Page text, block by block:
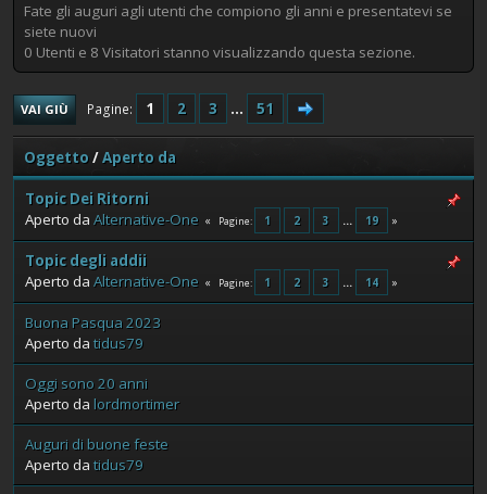
Fate gli auguri agli utenti che compiono gli anni e presentatevi se
siete nuovi
0 Utenti e 8 Visitatori stanno visualizzando questa sezione.
VAI GIÙ Pagine 1 2 3 ... 51
Oggetto/Aperto da
Topic Dei Ritorni
Aperto da Alternative-One Pagine 1 2 3 ... 19
Topic degli addii
Aperto da Alternative-One Pagine 1 2 3 ... 14
Buona Pasqua 2023
Aperto da tidus79
Oggi sono 20 anni
Aperto da lordmortimer
Auguri di buone feste
Aperto da tidus79